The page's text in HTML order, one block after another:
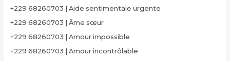
+229 68260703 | Aide sentimentale urgente
+229 68260703 | Âme sœur
+229 68260703 | Amour impossible
+229 68260703 | Amour incontrôlable